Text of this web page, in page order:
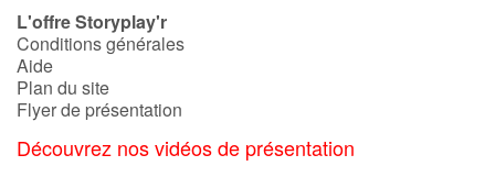
Autour du monde
Apprentissage
Art, espace, activité
L'offre Storyplay'r
Conditions générales
Aide
Plan du site
Flyer de présentation
Découvrez nos vidéos de présentation